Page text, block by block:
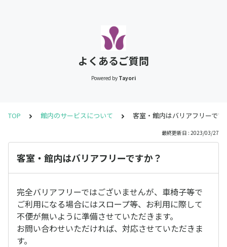
よくあるご質問
Powered by Tayori
TOP 館内のサービスについて 客室・館内はバリアフリーです
最終更新日 : 2023/03/27
客室・館内はバリアフリーですか？
完全バリアフリーではございませんが、車椅子等で
ご利用になる場合にはスロープ等、お利用に際して
不便が無いように準備させていただきます。
お問い合わせいただければ、対応させていただきま
す。